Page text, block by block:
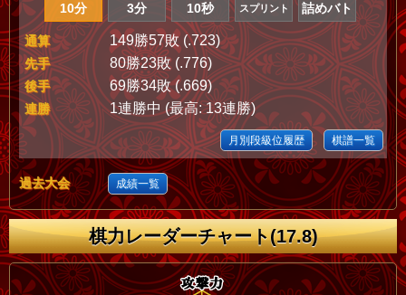
10分 3分 10秒 スプリント 詰めバト
通算 149勝57敗 (.723)
先手 80勝23敗 (.776)
後手 69勝34敗 (.669)
連勝 1連勝中 (最高: 13連勝)
月別段級位履歴 棋譜一覧
過去大会 成績一覧
棋力レーダーチャート(17.8)